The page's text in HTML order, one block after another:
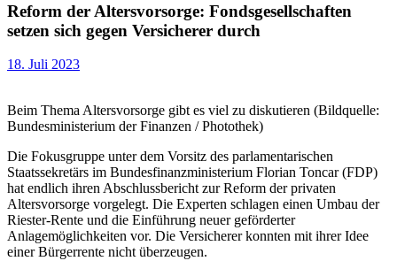
Reform der Altersvorsorge: Fondsgesellschaften
setzen sich gegen Versicherer durch
18. Juli 2023
Beim Thema Altersvorsorge gibt es viel zu diskutieren (Bildquelle:
Bundesministerium der Finanzen / Photothek)
Die Fokusgruppe unter dem Vorsitz des parlamentarischen
Staatssekretärs im Bundesfinanzministerium Florian Toncar (FDP)
hat endlich ihren Abschlussbericht zur Reform der privaten
Altersvorsorge vorgelegt. Die Experten schlagen einen Umbau der
Riester-Rente und die Einführung neuer geförderter
Anlagemöglichkeiten vor. Die Versicherer konnten mit ihrer Idee
einer Bürgerrente nicht überzeugen.